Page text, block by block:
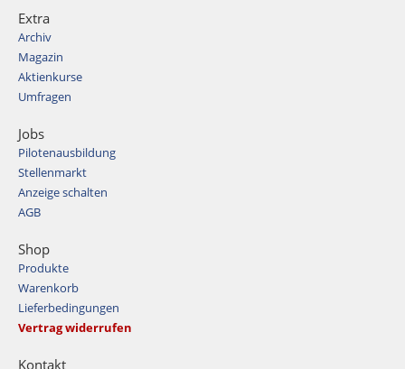
Extra
Archiv
Magazin
Aktienkurse
Umfragen
Jobs
Pilotenausbildung
Stellenmarkt
Anzeige schalten
AGB
Shop
Produkte
Warenkorb
Lieferbedingungen
Vertrag widerrufen
Kontakt